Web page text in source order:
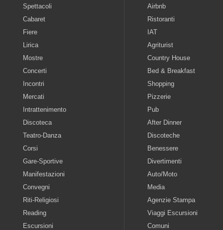
Spettacoli
Cabaret
Fiere
Lirica
Mostre
Concerti
Incontri
Mercati
Intrattenimento
Discoteca
Teatro-Danza
Corsi
Gare-Sportive
Manifestazioni
Convegni
Riti-Religiosi
Reading
Escursioni
Airbnb
Ristoranti
IAT
Agriturist
Country House
Bed & Breakfast
Shopping
Pizzerie
Pub
After Dinner
Discoteche
Benessere
Divertimenti
Auto/Moto
Media
Agenzie Stampa
Viaggi Escursioni
Comuni